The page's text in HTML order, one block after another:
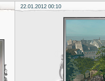
22.01.2012 00:10